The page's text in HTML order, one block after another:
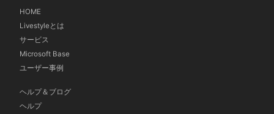
HOME
Livestyleとは
サービス
Microsoft Base
ユーザー事例
ヘルプ＆ブログ
ヘルプ